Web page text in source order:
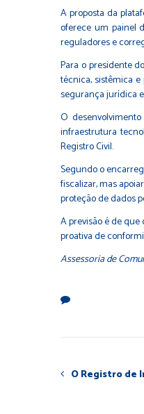
A proposta da
oferece um painel
reguladores e
Para o presidente
técnica, sistêmica
segurança jurídica
O
infraestrutura
Registro Civil.
Segundo o
fiscalizar, mas
proteção de dados
A previsão é de
proativa de
Assessoria de
O Registro de